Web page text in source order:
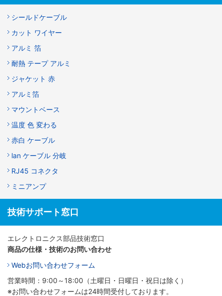
シールドケーブル
カット ワイヤー
アルミ 箔
耐熱 テープ アルミ
ジャケット 赤
アルミ箔
マウントベース
温度 色 変わる
赤白 ケーブル
lan ケーブル 分岐
RJ45 コネクタ
ミニアンプ
技術サポート窓口
エレクトロニクス部品技術窓口
商品の仕様・技術のお問い合わせ
Webお問い合わせフォーム
営業時間：9:00～18:00（土曜日・日曜日・祝日は除く）
※お問い合わせフォームは24時間受付しております。